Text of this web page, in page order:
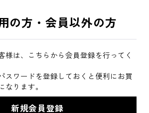
の方・会員以外の方
様は、こちらから会員登録を行ってく
スワードを登録しておくと便利にお買
なります。